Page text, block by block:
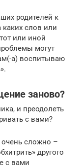
родителей к
слов или
или иной
могут
а) воспитываю
заново?
и преодолеть
с вами?
очень сложно –
другого
с вами